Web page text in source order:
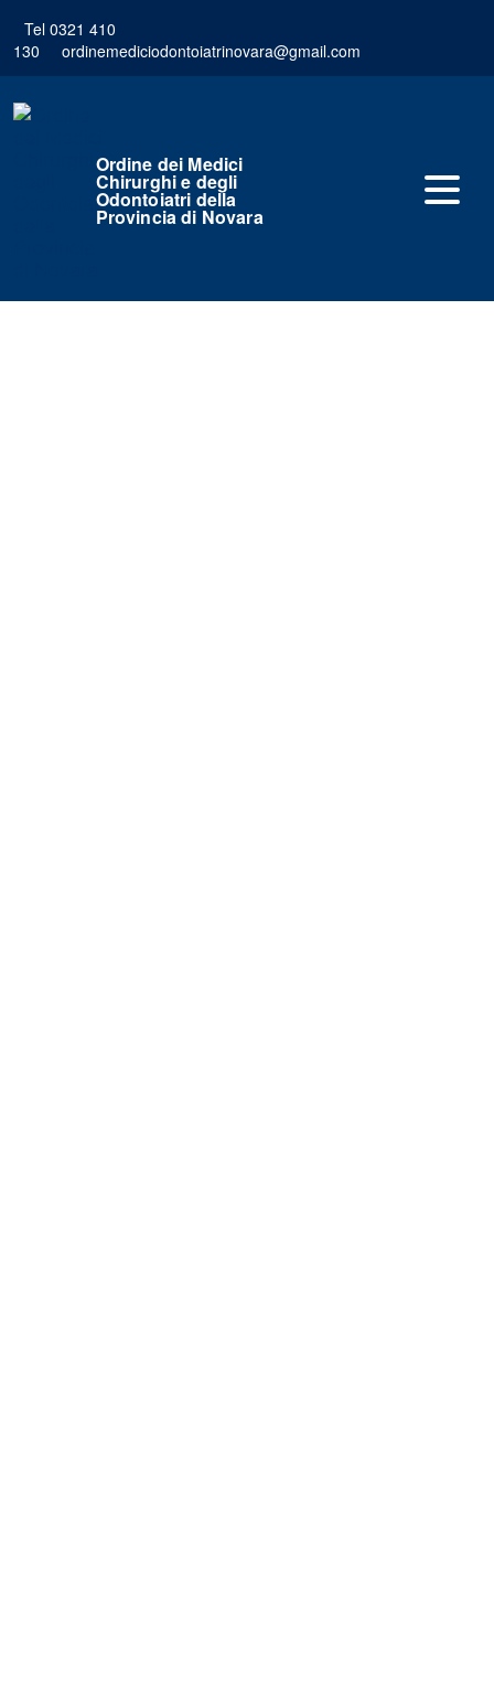
Tel 0321 410
130
ordinemediciodontoiatrinovara@gmail.com
Ordine dei Medici
Chirurghi e degli
Odontoiatri della
Provincia di Novara